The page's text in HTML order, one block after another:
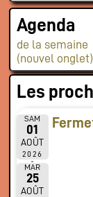
Agenda
de la semaine
(nouvel onglet)
Les
SAM
01
AOÛT
2026
MAR
25
AOÛT